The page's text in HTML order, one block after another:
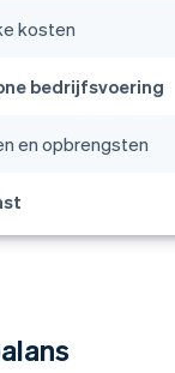
kosten
bedrijfsvoering
en opbrengsten